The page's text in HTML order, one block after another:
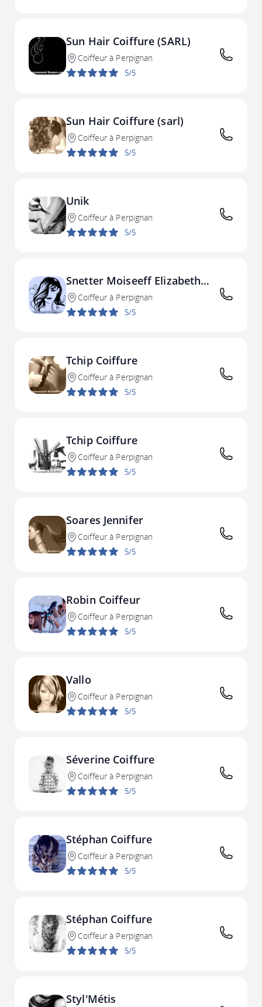
Sun Hair Coiffure (SARL)
Coiffeur à Perpignan
5/5
Sun Hair Coiffure (sarl)
Coiffeur à Perpignan
5/5
Unik
Coiffeur à Perpignan
5/5
Snetter Moiseeff Elizabeth
(FASHION TRESSES)
Coiffeur à Perpignan
5/5
Tchip Coiffure
Coiffeur à Perpignan
5/5
Tchip Coiffure
Coiffeur à Perpignan
5/5
Soares Jennifer
Coiffeur à Perpignan
5/5
Robin Coiffeur
Coiffeur à Perpignan
5/5
Vallo
Coiffeur à Perpignan
5/5
Séverine Coiffure
Coiffeur à Perpignan
5/5
Stéphan Coiffure
Coiffeur à Perpignan
5/5
Stéphan Coiffure
Coiffeur à Perpignan
5/5
Styl'Métis